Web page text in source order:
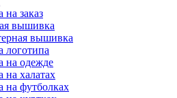
заказ
вышивка
вышивка
на одежде
халатах
футболках